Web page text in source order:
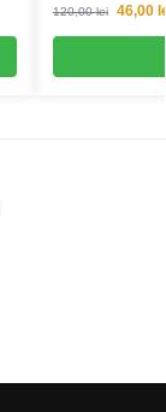
120,00lei 46,00